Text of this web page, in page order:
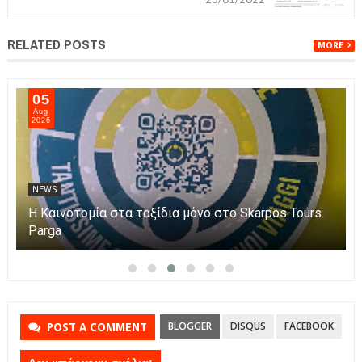
RELATED POSTS MORE
05
Aug
2026
NEWS
Η Καινοτομία στα ταξίδια μόνο στο Skarpos Tours
Parga
POST A COMMENT BLOGGER DISQUS FACEBOOK